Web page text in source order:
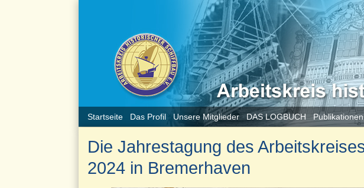
Startseite Das Profil Unsere Mitglieder DAS LOGBUCH Publikationen
Die Jahrestagung des
2024 in Bremerhaven